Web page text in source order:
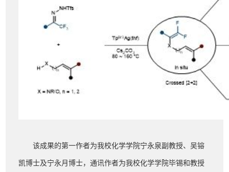
该成果的第一作者为我校化学学院宁永泉副教授、吴镕
凯博士及宁永月博士，通讯作者为我校化学学院毕锡和教授